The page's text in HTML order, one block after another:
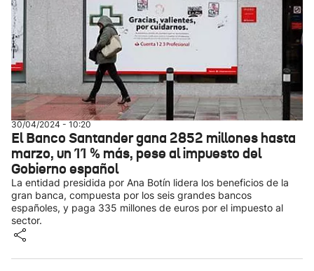
30/04/2024 - 10:20
El Banco Santander gana 2852 millones hasta
marzo, un 11 % más, pese al impuesto del
Gobierno español
La entidad presidida por Ana Botín lidera los beneficios de la
gran banca, compuesta por los seis grandes bancos
españoles, y paga 335 millones de euros por el impuesto al
sector.